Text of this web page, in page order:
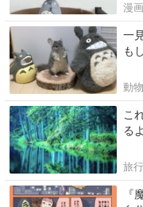
漫
一
も
動
こ
る
旅
『